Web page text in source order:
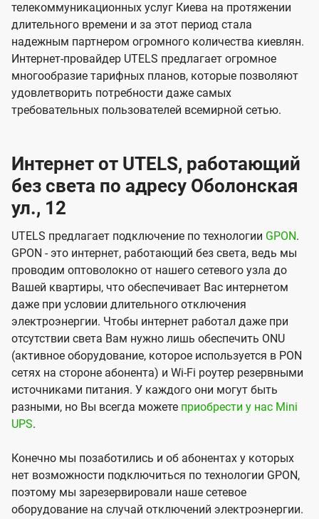
телекоммуникационных услуг Киева на протяжении
длительного времени и за этот период стала
надежным партнером огромного количества киевлян.
Интернет-провайдер UTELS предлагает огромное
многообразие тарифных планов, которые позволяют
удовлетворить потребности даже самых
требовательных пользователей всемирной сетью.
Интернет от UTELS, работающий
без света по адресу Оболонская
ул., 12
UTELS предлагает подключение по технологии GPON.
GPON - это интернет, работающий без света, ведь мы
проводим оптоволокно от нашего сетевого узла до
Вашей квартиры, что обеспечивает Вас интернетом
даже при условии длительного отключения
электроэнергии. Чтобы интернет работал даже при
отсутствии света Вам нужно лишь обеспечить ONU
(активное оборудование, которое используется в PON
сетях на стороне абонента) и Wi-Fi роутер резервными
источниками питания. У каждого они могут быть
разными, но Вы всегда можете приобрести у нас Mini
UPS.
Конечно мы позаботились и об абонентах у которых
нет возможности подключиться по технологии GPON,
поэтому мы зарезервировали наше сетевое
оборудование на случай отключений электроэнергии.